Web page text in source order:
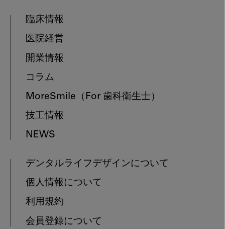
臨床情報
医院経営
開業情報
コラム
MoreSmile （For 歯科衛生士）
技工情報
NEWS
デンタルライフデザインについて
個人情報について
利用規約
会員登録について